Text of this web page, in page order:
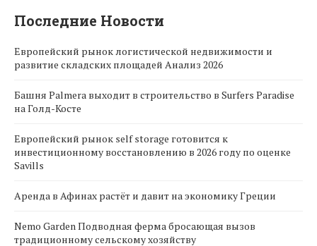
Последние Новости
Европейский рынок логистической недвижимости и
развитие складских площадей Анализ 2026
Башня Palmera выходит в строительство в Surfers Paradise
на Голд-Косте
Европейский рынок self storage готовится к
инвестиционному восстановлению в 2026 году по оценке
Savills
Аренда в Афинах растёт и давит на экономику Греции
Nemo Garden Подводная ферма бросающая вызов
традиционному сельскому хозяйству